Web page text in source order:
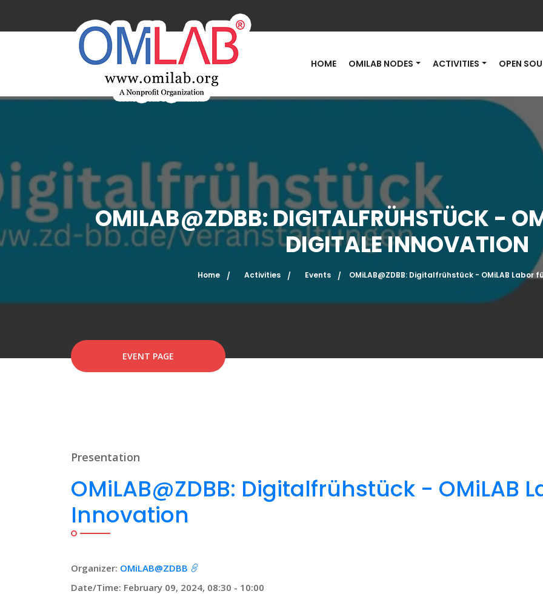
HOME OMILAB NODES ACTIVITIES OPEN
OMILAB@ZDBB: DIGITALFRÜHSTÜCK -
DIGITALE INNOVATION
Home Activities Events OMiLAB@ZDBB: Digitalfrühstück - OMiLAB
EVENT PAGE
Presentation
OMiLAB@ZDBB: Digitalfrühstück - OMiLAB
Innovation
Organizer: OMiLAB@ZDBB
Date/Time: February 09, 2024, 08:30 - 10:00